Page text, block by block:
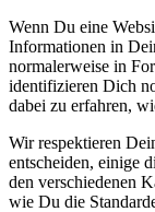
Wenn Du eine
Informationen in
normalerweise in
identifizieren Dich
dabei zu erfahren,
Wir respektieren
entscheiden, einige
den verschiedenen
wie Du die